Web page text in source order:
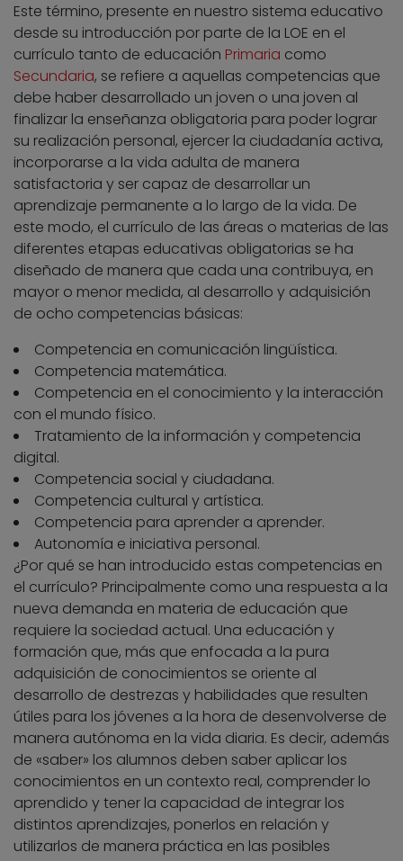
Este término, presente en nuestro sistema educativo
desde su introducción por parte de la LOE en el
currículo tanto de educación Primaria como
Secundaria, se refiere a aquellas competencias que
debe haber desarrollado un joven o una joven al
finalizar la enseñanza obligatoria para poder lograr
su realización personal, ejercer la ciudadanía activa,
incorporarse a la vida adulta de manera
satisfactoria y ser capaz de desarrollar un
aprendizaje permanente a lo largo de la vida. De
este modo, el currículo de las áreas o materias de las
diferentes etapas educativas obligatorias se ha
diseñado de manera que cada una contribuya, en
mayor o menor medida, al desarrollo y adquisición
de ocho competencias básicas:
Competencia en comunicación lingüística.
Competencia matemática.
Competencia en el conocimiento y la interacción
con el mundo físico.
Tratamiento de la información y competencia
digital.
Competencia social y ciudadana.
Competencia cultural y artística.
Competencia para aprender a aprender.
Autonomía e iniciativa personal.
¿Por qué se han introducido estas competencias en
el currículo? Principalmente como una respuesta a la
nueva demanda en materia de educación que
requiere la sociedad actual. Una educación y
formación que, más que enfocada a la pura
adquisición de conocimientos se oriente al
desarrollo de destrezas y habilidades que resulten
útiles para los jóvenes a la hora de desenvolverse de
manera autónoma en la vida diaria. Es decir, además
de «saber» los alumnos deben saber aplicar los
conocimientos en un contexto real, comprender lo
aprendido y tener la capacidad de integrar los
distintos aprendizajes, ponerlos en relación y
utilizarlos de manera práctica en las posibles